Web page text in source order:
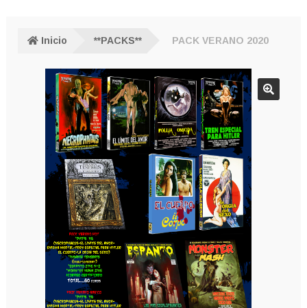
Inicio **PACKS** PACK VERANO 2020